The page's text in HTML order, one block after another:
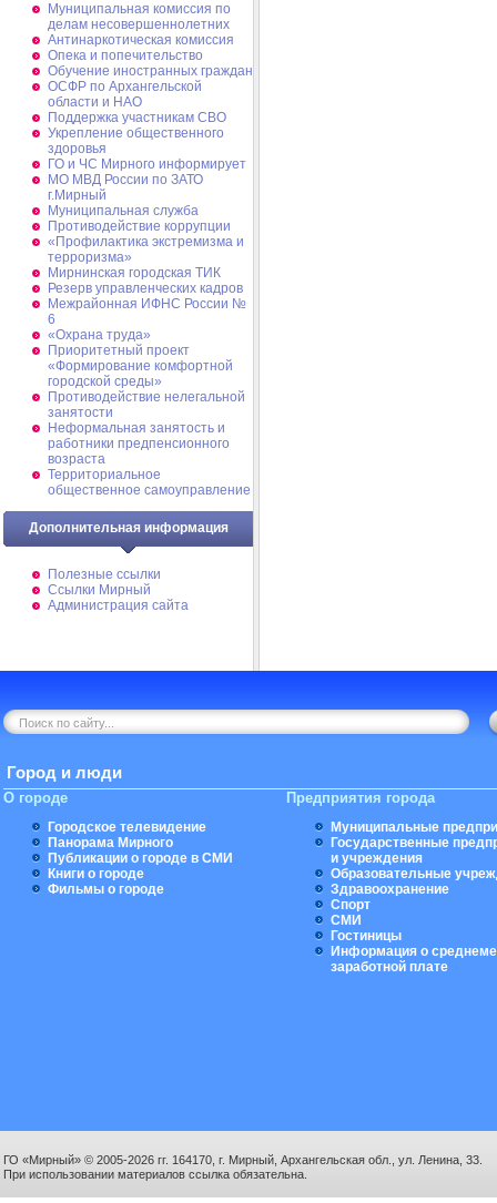
Муниципальная комиссия по
делам несовершеннолетних
Антинаркотическая комиссия
Опека и попечительство
Обучение иностранных граждан
ОСФР по Архангельской
области и НАО
Поддержка участникам СВО
Укрепление общественного
здоровья
ГО и ЧС Мирного информирует
МО МВД России по ЗАТО
г.Мирный
Муниципальная cлужба
Противодействие коррупции
«Профилактика экстремизма и
терроризма»
Мирнинская городская ТИК
Резерв управленческих кадров
Межрайонная ИФНС России №
6
«Охрана труда»
Приоритетный проект
«Формирование комфортной
городской среды»
Противодействие нелегальной
занятости
Неформальная занятость и
работники предпенсионного
возраста
Территориальное
общественное самоуправление
Дополнительная информация
Полезные ссылки
Ссылки Мирный
Администрация сайта
Город и люди
О городе
Городское телевидение
Панорама Мирного
Публикации о городе в СМИ
Книги о городе
Фильмы о городе
Предприятия города
Муниципальные
Государственные
и учреждения
Образовательные
Здравоохранение
Спорт
СМИ
Гостиницы
Информация о
заработной плате
ГО «Мирный» © 2005-2026 гг. 164170, г. Мирный, Архангельская обл., ул. Ленина, 33.
При использовании материалов ссылка обязательна.